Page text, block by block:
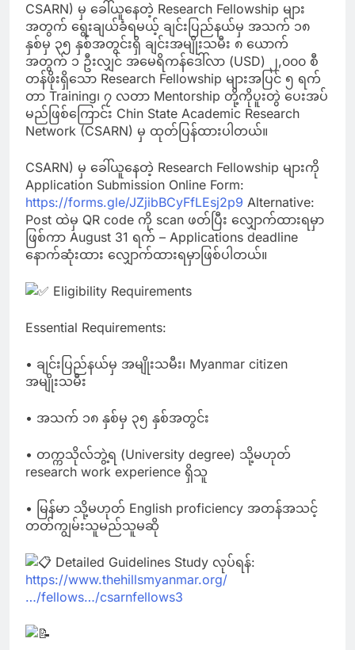
CSARN) မှ ခေါ်ယူနေတဲ့ Research Fellowship များ
အတွက် ရွေးချယ်ခံရမယ့် ချင်းပြည်နယ်မှ အသက် ၁၈
နှစ်မှ ၃၅ နှစ်အတွင်းရှိ ချင်းအမျိုးသမီး ၈ ယောက်
အတွက် ၁ ဦးလျှင် အမေရိကန်ဒေါ်လာ (USD) ၂,၀၀၀ စီ
တန်ဖိုးရှိသော Research Fellowship များအပြင် ၅ ရက်
တာ Training၊ ၇ လတာ Mentorship တို့ကိုပူးတွဲ ပေးအပ်
မည်ဖြစ်ကြောင်း Chin State Academic Research
Network (CSARN) မှ ထုတ်ပြန်ထားပါတယ်။
CSARN) မှ ခေါ်ယူနေတဲ့ Research Fellowship များကို
Application Submission Online Form:
https://forms.gle/JZjibBCyFfLEsj2p9 Alternative:
Post ထဲမှ QR code ကို scan ဖတ်ပြီး လျှောက်ထားရမှာ
ဖြစ်ကာ August 31 ရက် – Applications deadline
နောက်ဆုံးထား လျှောက်ထားရမှာဖြစ်ပါတယ်။
Eligibility Requirements
Essential Requirements:
• ချင်းပြည်နယ်မှ အမျိုးသမီး၊ Myanmar citizen
အမျိုးသမီး
• အသက် ၁၈ နှစ်မှ ၃၅ နှစ်အတွင်း
• တက္ကသိုလ်ဘွဲ့ရ (University degree) သို့မဟုတ်
research work experience ရှိသူ
• မြန်မာ သို့မဟုတ် English proficiency အတန်အသင့်
တတ်ကျွမ်းသူမည်သူမဆို
Detailed Guidelines Study လုပ်ရန်:
https://www.thehillsmyanmar.org/
…/fellows…/csarnfellows3